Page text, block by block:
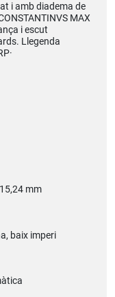
i amb diadema de
MAX
i escut
Llegenda
mm
baix imperi